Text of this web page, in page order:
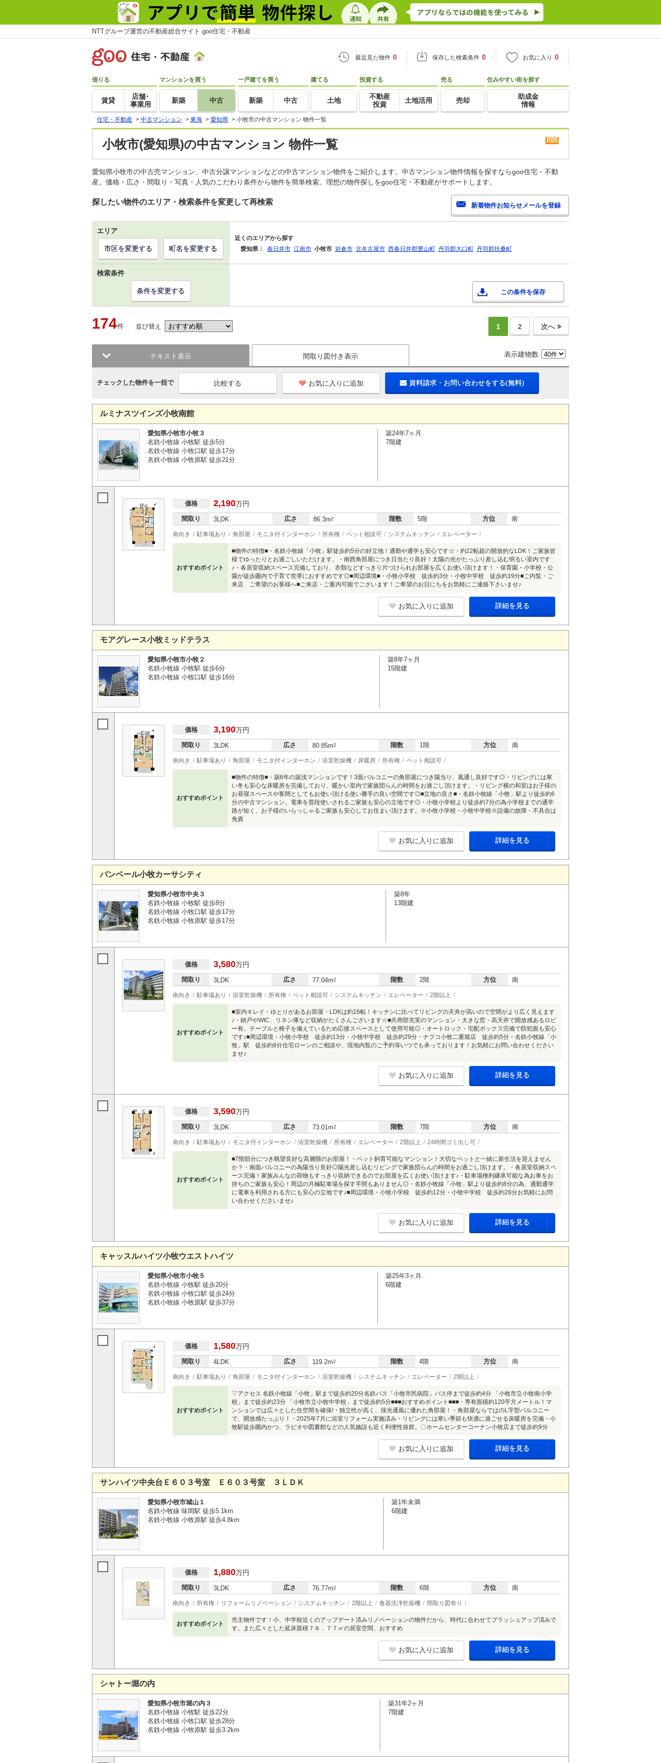
NTTグループ運営の不動産総合サイト goo住宅・不動産
最近見た物件 0 保存した検索条件 0 お気に入り 0
借りる
賃貸
店舗･
事業用
マンションを買う
新築 中古
一戸建てを買う
新築 中古
建てる
土地
投資する
不動産
投資
土地活用
売る
売却
住みやすい街を探す
助成金
情報
住宅・不動産 > 中古マンション > 東海 > 愛知県 > 小牧市の中古マンション 物件一覧
小牧市(愛知県)の中古マンション 物件一覧
愛知県小牧市の中古売マンション、中古分譲マンションなどの中古マンション物件をご紹介します。中古マンション物件情報を探すならgoo住宅・不動
産。価格・広さ・間取り・写真・人気のこだわり条件から物件を簡単検索。理想の物件探しをgoo住宅・不動産がサポートします。
探したい物件のエリア・検索条件を変更して再検索
エリア
近くのエリアから探す
愛知県：
春日井市 江南市 小牧市 岩倉市 北名古屋市 西春日井郡豊山町 丹羽郡大口町 丹羽郡扶桑町
市区を変更する 町名を変更する
検索条件
この条件を保存
条件を変更する
174件 並び替え 1 2 次へ
テキスト表示 間取り図付き表示 表示建物数
チェックした物件を一括で お気に入りに追加 資料請求・お問い合わせをする(無料)
ルミナスツインズ小牧南館
愛知県小牧市小牧３
名鉄小牧線 小牧駅 徒歩5分
名鉄小牧線 小牧口駅 徒歩17分
名鉄小牧線 小牧原駅 徒歩21分
築24年7ヶ月
7階建
価格 2,190万円
間取り 3LDK 広さ 86.3m2 階数 5階 方位 南
南向き 駐車場あり 角部屋 モニタ付インターホン 所有権 ペット相談可 システムキッチン エレベーター
おすすめポイント
■物件の特徴■・名鉄小牧線「小牧」駅徒歩約5分の好立地！通勤や通学も安心です☆・約22帖超の開放的なLDK！ご家族皆
様でゆったりとお過ごしいただけます。・南西角部屋につき日当たり良好！太陽の光がたっぷり差し込む明るい室内です
♪・各居室収納スペース完備しており、衣類などすっきり片づけられお部屋を広くお使い頂けます！・保育園・小学校・公
園が徒歩圏内で子育て世帯におすすめです◎■周辺環境■・小牧小学校 徒歩約3分・小牧中学校 徒歩約19分■ご内覧・ご
来店 ご希望のお客様へ■ご来店・ご案内可能でございます！ご希望のお日にちをお気軽にご連絡下さいませ♪
お気に入りに追加 詳細を見る
モアグレース小牧ミッドテラス
愛知県小牧市小牧２
名鉄小牧線 小牧駅 徒歩6分
名鉄小牧線 小牧口駅 徒歩18分
築8年7ヶ月
15階建
価格 3,190万円
間取り 3LDK 広さ 80.85m2 階数 1階 方位 南
南向き 駐車場あり 角部屋 モニタ付インターホン 浴室乾燥機 床暖房 所有権 ペット相談可
おすすめポイント
■物件の特徴■・築6年の築浅マンションです！3面バルコニーの角部屋につき陽当り、風通し良好です◎・リビングには寒
い冬も安心な床暖房を完備しており、暖かい室内で家族団らんの時間をお過ごし頂けます。・リビング横の和室はお子様の
お昼寝スペースや客間としてもお使い頂ける使い勝手の良い空間です◎■立地の良さ■・名鉄小牧線「小牧」駅より徒歩約6
分の中古マンション。電車を普段使いされるご家族も安心の立地です◎・小牧小学校より徒歩約7分の為小学校までの通学
路が短く、お子様のいらっしゃるご家族も安心してお住まい頂けます。※小牧小学校・小牧中学校※設備の故障・不具合は
免責
お気に入りに追加 詳細を見る
バンベール小牧カーサシティ
愛知県小牧市中央３
名鉄小牧線 小牧駅 徒歩8分
名鉄小牧線 小牧口駅 徒歩17分
名鉄小牧線 小牧原駅 徒歩17分
築8年
13階建
価格 3,580万円
間取り 3LDK 広さ 77.04m2 階数 2階 方位 南
南向き 駐車場あり 浴室乾燥機 所有権 ペット相談可 システムキッチン エレベーター 2階以上
おすすめポイント
■室内キレイ・ゆとりがあるお部屋・LDKは約16帖！キッチンに比べてリビングの天井が高いので空間がより広く見えます
♪・納戸やWIC、リネン庫など収納がたくさんございます☆■共用部充実のマンション・大きな窓・高天井で開放感あるロビ
ー有。テーブルと椅子を備えているため応接スペースとして使用可能◎・オートロック・宅配ボックス完備で防犯面も安心
です♪■周辺環境・小牧小学校 徒歩約13分・小牧中学校 徒歩約29分・ナフコ小牧二重堀店 徒歩約5分・名鉄小牧線「小
牧」駅 徒歩約8分住宅ローンのご相談や、現地内覧のご予約等いつでも承っております！お気軽にお問い合わせください
ませ♪
お気に入りに追加 詳細を見る
価格 3,590万円
間取り 3LDK 広さ 73.01m2 階数 7階 方位 南
南向き 駐車場あり モニタ付インターホン 浴室乾燥機 所有権 エレベーター 2階以上 24時間ゴミ出し可
おすすめポイント
■7階部分につき眺望良好な高層階のお部屋！・ペット飼育可能なマンション！大切なペットと一緒に新生活を迎えません
か？・南面バルコニーの為陽当り良好◎陽光差し込むリビングで家族団らんの時間をお過ごし頂けます。・各居室収納スペ
ース完備！家族みんなの荷物もすっきり収納できるのでお部屋を広くお使い頂けます♪・駐車場権利継承可能な為お車をお
持ちのご家族も安心！周辺の月極駐車場を探す手間もありません◎・名鉄小牧線「小牧」駅より徒歩約8分の為、通勤通学
に電車を利用される方にも安心の立地です♪■周辺環境・小牧小学校 徒歩約12分・小牧中学校 徒歩約28分お気軽にお問
い合わせくださいませ♪
お気に入りに追加 詳細を見る
キャッスルハイツ小牧ウエストハイツ
愛知県小牧市小牧５
名鉄小牧線 小牧駅 徒歩20分
名鉄小牧線 小牧口駅 徒歩24分
名鉄小牧線 小牧原駅 徒歩37分
築25年3ヶ月
6階建
価格 1,580万円
間取り 4LDK 広さ 119.2m2 階数 4階 方位 南
南向き 駐車場あり 角部屋 モニタ付インターホン 浴室乾燥機 システムキッチン エレベーター 2階以上
おすすめポイント
▽アクセス 名鉄小牧線「小牧」駅まで徒歩約20分名鉄バス「小牧市民病院」バス停まで徒歩約4分 「小牧市立小牧南小学
校」まで徒歩約23分 「小牧市立小牧中学校」まで徒歩約5分■■■おすすめポイント■■■・専有面積約120平方メートル！マ
ンションでは広々とした住空間を確保!・独立性が高く、採光通風に優れた角部屋！・角部屋ならではのL字型バルコニー
で、開放感たっぷり！・2025年7月に浴室リフォーム実施済み・リビングには寒い季節も快適に過ごせる床暖房を完備・小
牧駅徒歩圏内かつ、ラピオや図書館などの人気施設も近く利便性抜群。〇ホームセンターコーナン小牧店まで徒歩約9分
お気に入りに追加 詳細を見る
サンハイツ中央台Ｅ６０３号室 Ｅ６０３号室 ３ＬＤＫ
愛知県小牧市城山１
名鉄小牧線 味岡駅 徒歩5.1km
名鉄小牧線 小牧原駅 徒歩4.8km
築1年未満
6階建
価格 1,880万円
間取り 3LDK 広さ 76.77m2 階数 6階 方位 南
南向き 所有権 リフォームリノベーション システムキッチン 2階以上 食器洗浄乾燥機 間取り図有り
おすすめポイント
売主物件です！小、中学校近くのアップデート済みリノベーションの物件だから、時代に合わせてブラッシュアップ済みで
す。また広々とした延床面積７６．７７㎡の居室空間、おすすめ
お気に入りに追加 詳細を見る
シャトー堀の内
愛知県小牧市堀の内３
名鉄小牧線 小牧駅 徒歩22分
名鉄小牧線 小牧口駅 徒歩28分
名鉄小牧線 小牧原駅 徒歩3.2km
築31年2ヶ月
7階建